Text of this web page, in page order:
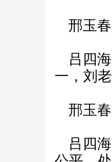
邢玉春
吕四海
一，刘
邢玉春
吕四海